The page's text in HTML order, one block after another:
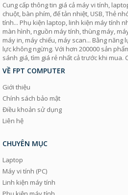
Cung cấp thông tin giá cả máy vi tính,
chuột, bàn phím, đế tản nhiệt, USB, Thẻ
tính... Phụ kiện laptop, linh kiện máy tính
màn hình, nguồn máy tính, thùng máy,
máy in, máy chiếu, máy scan... Bằng năng
lực không ngừng. Với hơn 200000 sản
sánh giá, tìm giá rẻ nhất cả trước khi mua.
VỀ FPT COMPUTER
Giới thiệu
Chính sách bảo mật
Điều khoản sử dụng
Liên hệ
CHUYÊN MỤC
Laptop
Máy vi tính (PC)
Linh kiện máy tính